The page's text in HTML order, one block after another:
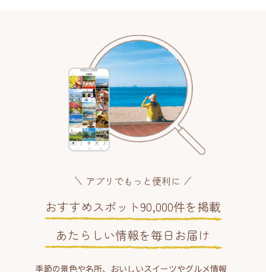
アプリでもっと便利に
おすすめスポット90,000件を掲載
あたらしい情報を毎日お届け
季節の景色や名所、おいしいスイーツやグルメ情報